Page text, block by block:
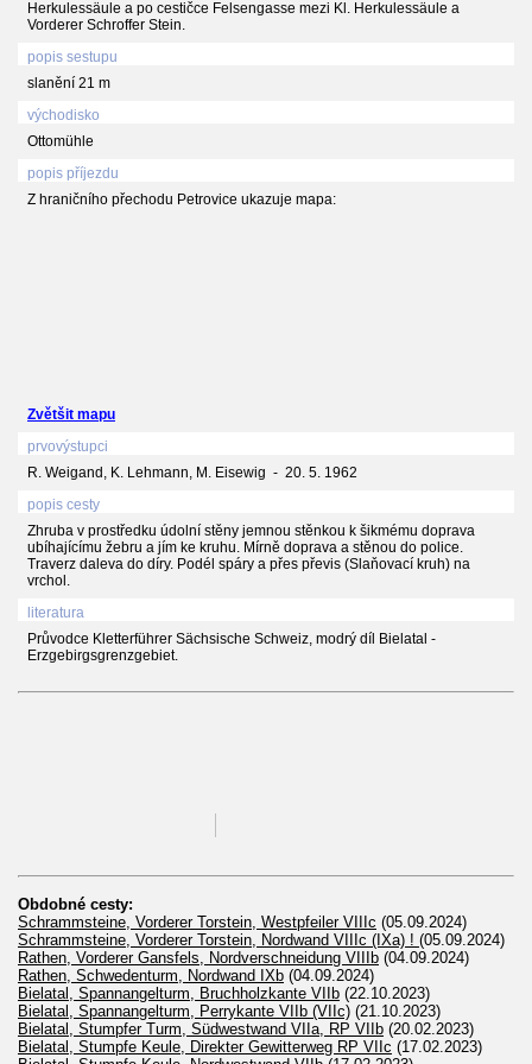
Herkulessäule a po cestičce Felsengasse mezi Kl. Herkulessäule a
Vorderer Schroffer Stein.
popis sestupu
slanění 21 m
východisko
Ottomühle
popis příjezdu
Z hraničního přechodu Petrovice ukazuje mapa:
Zvětšit mapu
prvovýstupci
R. Weigand, K. Lehmann, M. Eisewig - 20. 5. 1962
popis cesty
Zhruba v prostředku údolní stěny jemnou stěnkou k šikmému doprava
ubíhajícímu žebru a jím ke kruhu. Mírně doprava a stěnou do police.
Traverz daleva do díry. Podél spáry a přes převis (Slaňovací kruh) na
vrchol.
literatura
Průvodce Kletterführer Sächsische Schweiz, modrý díl Bielatal -
Erzgebirgsgrenzgebiet.
Obdobné cesty:
Schrammsteine, Vorderer Torstein, Westpfeiler VIIIc (05.09.2024)
Schrammsteine, Vorderer Torstein, Nordwand VIIIc (IXa) ! (05.09.2024)
Rathen, Vorderer Gansfels, Nordverschneidung VIIIb (04.09.2024)
Rathen, Schwedenturm, Nordwand IXb (04.09.2024)
Bielatal, Spannangelturm, Bruchholzkante VIIb (22.10.2023)
Bielatal, Spannangelturm, Perrykante VIIb (VIIc) (21.10.2023)
Bielatal, Stumpfer Turm, Südwestwand VIIa, RP VIIb (20.02.2023)
Bielatal, Stumpfe Keule, Direkter Gewitterweg RP VIIc (17.02.2023)